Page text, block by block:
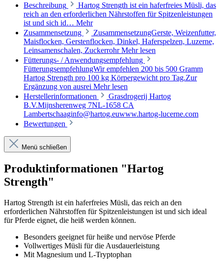
Beschreibung
Hartog Strength ist ein haferfreies Müsli, das
reich an den erforderlichen Nährstoffen für Spitzenleistungen
ist und sich id… Mehr
Zusammensetzung
ZusammensetzungGerste, Weizenfutter,
Maisflocken, Gerstenflocken, Dinkel, Haferspelzen, Luzerne,
Leinsamenschalen, ZuckerrohrMehr lesen
Fütterungs- / Anwendungsempfehlung
FütterungsempfehlungWir empfehlen 200 bis 500 Gramm
Hartog Strength pro 100 kg Körpergewicht pro Tag.Zur
Ergänzung von ausrei Mehr lesen
Herstellerinformationen
Grasdrogerij Hartog
B.V.Mijnsherenweg 7NL-1658 CA
Lambertschaaginfo@hartog.euwww.hartog-lucerne.com
Bewertungen
Menü schließen
Produktinformationen "Hartog
Strength"
Hartog Strength ist ein haferfreies Müsli, das reich an den
erforderlichen Nährstoffen für Spitzenleistungen ist und sich ideal
für Pferde eignet, die heiß werden können.
Besonders geeignet für heiße und nervöse Pferde
Vollwertiges Müsli für die Ausdauerleistung
Mit Magnesium und L-Tryptophan